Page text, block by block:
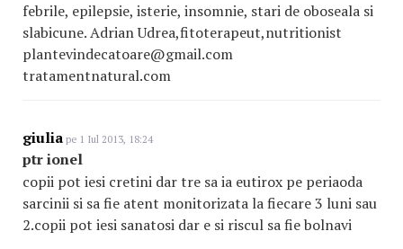
febrile, epilepsie, isterie, insomnie, stari de oboseala si
slabicune. Adrian Udrea,fitoterapeut,nutritionist
plantevindecatoare@gmail.com
tratamentnatural.com
giulia pe 1 Iul 2013, 18:24
ptr ionel
copii pot iesi cretini dar tre sa ia eutirox pe periaoda
sarcinii si sa fie atent monitorizata la fiecare 3 luni sau
2.copii pot iesi sanatosi dar e si riscul sa fie bolnavi